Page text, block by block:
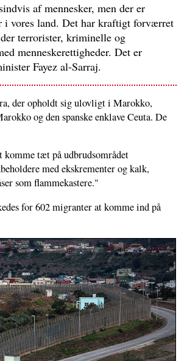
af mennesker, men der er
i vores land. Det har kraftigt forværret
terrorister, kriminelle og
menneskerettigheder. Det er
Fayez al-Sarraj.
der opholdt sig ulovligt i Marokko,
og den spanske enklave Ceuta. De
tæt på udbrudsområdet
med ekskrementer og kalk,
som flammekastere."
for 602 migranter at komme ind på